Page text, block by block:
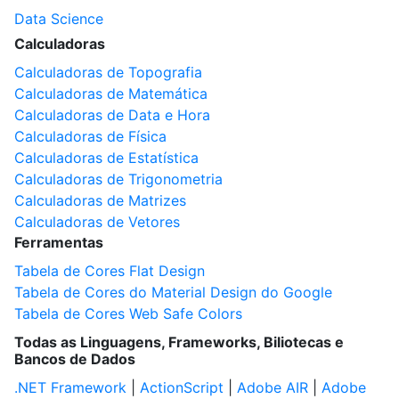
Data Science
Calculadoras
Calculadoras de Topografia
Calculadoras de Matemática
Calculadoras de Data e Hora
Calculadoras de Física
Calculadoras de Estatística
Calculadoras de Trigonometria
Calculadoras de Matrizes
Calculadoras de Vetores
Ferramentas
Tabela de Cores Flat Design
Tabela de Cores do Material Design do Google
Tabela de Cores Web Safe Colors
Todas as Linguagens, Frameworks, Biliotecas e
Bancos de Dados
.NET Framework
ActionScript Adobe AIR
Adobe